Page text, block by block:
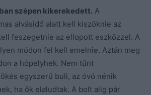
szépen kikerekedett. A
alvásidő alatt kell kiszöknie az
feszegetnie az ellopott eszközzel. A
módon fel kell emelnie. Aztán meg
a hópelyhek. Nem tűnt
egyszerű buli, az óvó nénik
ha ők elaludtak. A bolt alig pár